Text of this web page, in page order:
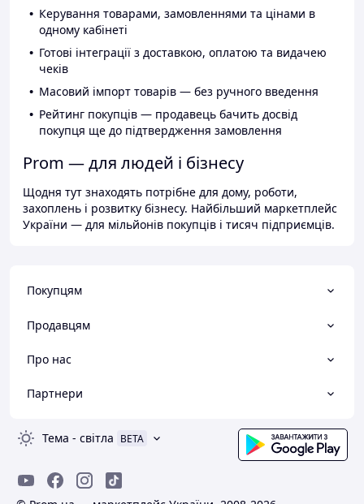
Керування товарами, замовленнями та цінами в
одному кабінеті
Готові інтеграції з доставкою, оплатою та видачею
чеків
Масовий імпорт товарів — без ручного введення
Рейтинг покупців — продавець бачить досвід
покупця ще до підтвердження замовлення
Prom — для людей і бізнесу
Щодня тут знаходять потрібне для дому, роботи,
захоплень і розвитку бізнесу. Найбільший маркетплейс
України — для мільйонів покупців і тисяч підприємців.
Покупцям
Продавцям
Про нас
Партнери
Тема - світла BETA